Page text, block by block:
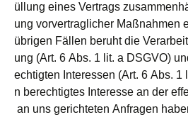
üllung eines Vertrags
ung vorvertraglicher Maßnahmen
übrigen Fällen beruht die
ung (Art. 6 Abs. 1 lit. a DSGVO)
echtigten Interessen (Art. 6 Abs. 1
n berechtigtes Interesse an der
an uns gerichteten Anfragen